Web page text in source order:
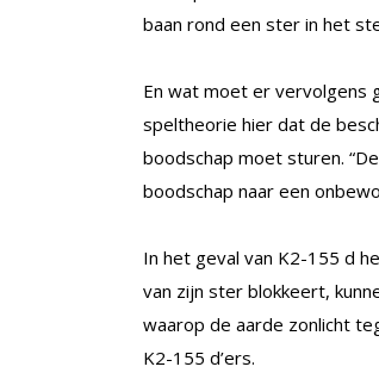
baan rond een ster in het
En wat moet er vervolgens
speltheorie hier dat de
boodschap moet sturen.
boodschap naar een
In het geval van K2-155 d
van zijn ster blokkeert,
waarop de aarde zonlicht
K2-155 d’ers.